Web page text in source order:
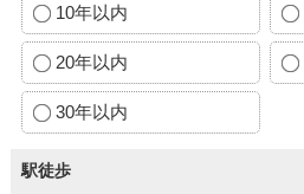
10年以内
20年以内
30年以内
駅徒歩